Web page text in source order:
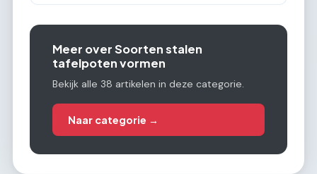
Meer over Soorten stalen
tafelpoten vormen
Bekijk alle 38 artikelen in deze categorie.
Naar categorie →